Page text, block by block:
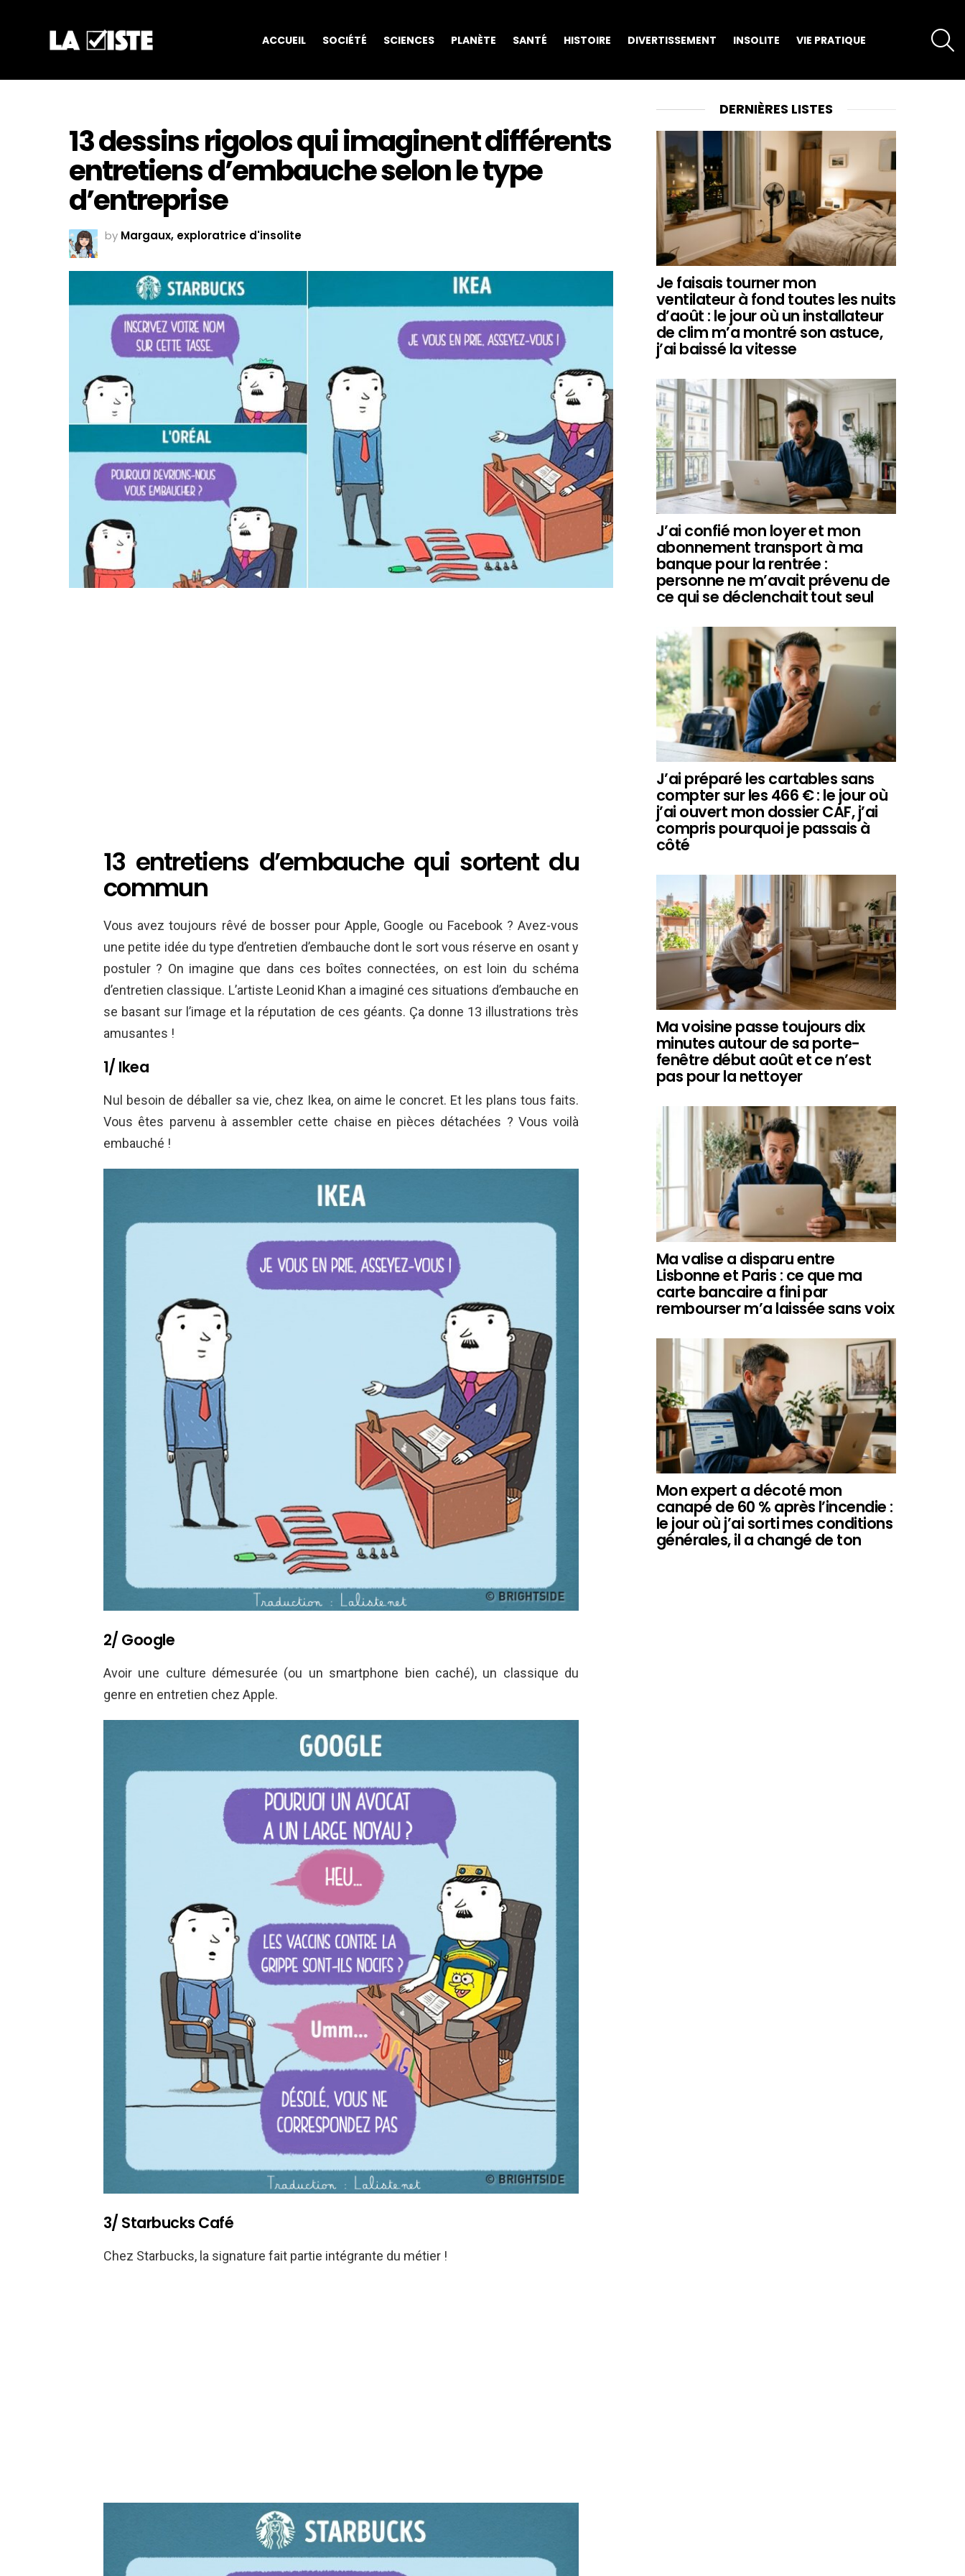
ACCUEIL SOCIÉTÉ SCIENCES PLANÈTE SANTÉ HISTOIRE DIVERTISSEMENT INSOLITE VIE PRATIQUE
13 dessins rigolos qui imaginent différents
entretiens d’embauche selon le type
d’entreprise
by Margaux, exploratrice d'insolite
13 entretiens d’embauche qui sortent du
commun
Vous avez toujours rêvé de bosser pour Apple, Google ou Facebook ? Avez-vous
une petite idée du type d’entretien d’embauche dont le sort vous réserve en osant y
postuler ? On imagine que dans ces boîtes connectées, on est loin du schéma
d’entretien classique. L’artiste Leonid Khan a imaginé ces situations d’embauche en
se basant sur l’image et la réputation de ces géants. Ça donne 13 illustrations très
amusantes !
1/ Ikea
Nul besoin de déballer sa vie, chez Ikea, on aime le concret. Et les plans tous faits.
Vous êtes parvenu à assembler cette chaise en pièces détachées ? Vous voilà
embauché !
2/ Google
Avoir une culture démesurée (ou un smartphone bien caché), un classique du
genre en entretien chez Apple.
3/ Starbucks Café
Chez Starbucks, la signature fait partie intégrante du métier !
DERNIÈRES LISTES
Je faisais tourner mon
ventilateur à fond toutes les nuits
d’août : le jour où un installateur
de clim m’a montré son astuce,
j’ai baissé la vitesse
J’ai confié mon loyer et mon
abonnement transport à ma
banque pour la rentrée :
personne ne m’avait prévenu de
ce qui se déclenchait tout seul
J’ai préparé les cartables sans
compter sur les 466 € : le jour où
j’ai ouvert mon dossier CAF, j’ai
compris pourquoi je passais à
côté
Ma voisine passe toujours dix
minutes autour de sa porte-
fenêtre début août et ce n’est
pas pour la nettoyer
Ma valise a disparu entre
Lisbonne et Paris : ce que ma
carte bancaire a fini par
rembourser m’a laissée sans voix
Mon expert a décoté mon
canapé de 60 % après l’incendie :
le jour où j’ai sorti mes conditions
générales, il a changé de ton